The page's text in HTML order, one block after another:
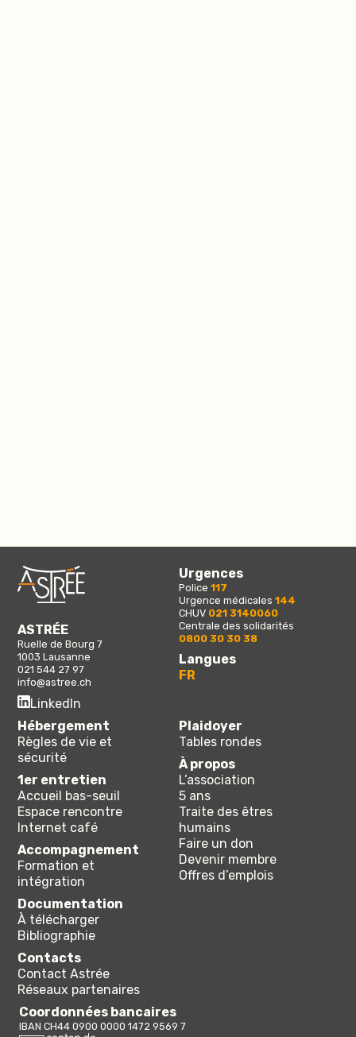
ASTRÉE
Ruelle de Bourg 7
1003 Lausanne
021 544 27 97
info@astree.ch
LinkedIn
Urgences
Police 117
Urgence médicales 144
CHUV 021 3140060
Centrale des solidarités
0800 30 30 38
Langues
FR
Hébergement
Règles de vie et
sécurité
1er entretien
Accueil bas-seuil
Espace rencontre
Internet café
Accompagnement
Formation et
intégration
Plaidoyer
Tables rondes
À propos
L’association
5 ans
Traite des êtres
humains
Faire un don
Devenir membre
Offres d’emplois
Documentation
À télécharger
Bibliographie
Contacts
Contact Astrée
Réseaux partenaires
Coordonnées bancaires
IBAN CH44 0900 0000 1472 9569 7